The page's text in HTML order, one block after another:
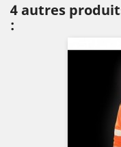
4 autres
: